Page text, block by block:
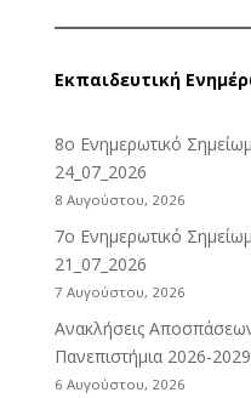
Εκπαιδευτική
8ο Ενημερωτικό
24_07_2026
8 Αυγούστου, 2026
7ο Ενημερωτικό
21_07_2026
7 Αυγούστου, 2026
Ανακλήσεις
Πανεπιστήμια 2026-2029
6 Αυγούστου, 2026